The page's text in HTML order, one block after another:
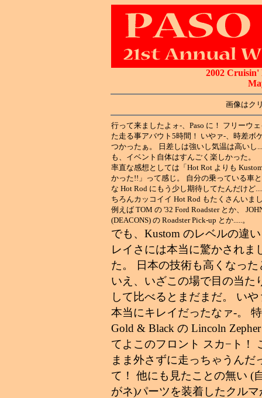
2002 Cruisin'
画像はク
行って来ましたよォ-、Paso に！ フリーウ
た走る事アバウト5時間！ いやァ-、時差ボ
つかったぁ。 日差しは強いし気温は高いし
も、イベント自体はすんごく楽しかった。
率直な感想としては「Hot Rot よりも
かった!!」って感じ。 自分の乗っている車
な Hot Rod にもう少し期待してたんだけど
ちろんカッコイイ Hot Rod もたくさんいま
例えば TOM の '32 Ford Roadster とか、
(DEACONS) の Roadster Pick-up とか.....。
でも、Kustom のレベルの違
レイさには本当に驚かされま
た。 日本の技術も高くなった
いえ、いざこの場で目の当た
して比べるとまだまだ。 いや
本当にキレイだったなァ-。
Gold & Black の Lincoln
てよこのフロント スカ−ト！
まま外さずに走っちゃうんだ
て！ 他にも見たことの無い (
がネ)パーツを装着したクルマ